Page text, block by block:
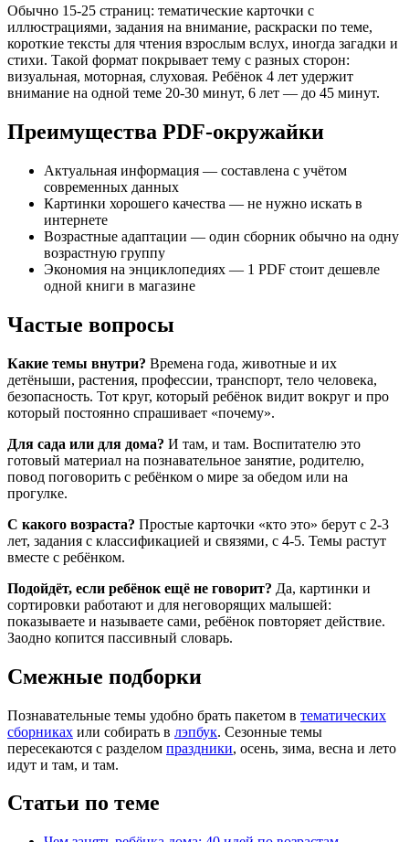
День пожилого человека
Обычно 15-25 страниц: тематические карточки с
иллюстрациями, задания на внимание, раскраски по теме,
короткие тексты для чтения взрослым вслух, иногда загадки и
стихи. Такой формат покрывает тему с разных сторон:
визуальная, моторная, слуховая. Ребёнок 4 лет удержит
внимание на одной теме 20-30 минут, 6 лет — до 45 минут.
Преимущества PDF-окружайки
Актуальная информация — составлена с учётом
современных данных
Картинки хорошего качества — не нужно искать в
интернете
Возрастные адаптации — один сборник обычно на одну
возрастную группу
Экономия на энциклопедиях — 1 PDF стоит дешевле
одной книги в магазине
Частые вопросы
Какие темы внутри? Времена года, животные и их
детёныши, растения, профессии, транспорт, тело человека,
безопасность. Тот круг, который ребёнок видит вокруг и про
который постоянно спрашивает «почему».
Для сада или для дома? И там, и там. Воспитателю это
готовый материал на познавательное занятие, родителю,
повод поговорить с ребёнком о мире за обедом или на
прогулке.
С какого возраста? Простые карточки «кто это» берут с 2-3
лет, задания с классификацией и связями, с 4-5. Темы растут
вместе с ребёнком.
Подойдёт, если ребёнок ещё не говорит? Да, картинки и
сортировки работают и для неговорящих малышей:
показываете и называете сами, ребёнок повторяет действие.
Заодно копится пассивный словарь.
Смежные подборки
Познавательные темы удобно брать пакетом в тематических
сборниках или собирать в лэпбук. Сезонные темы
пересекаются с разделом праздники, осень, зима, весна и лето
идут и там, и там.
Статьи по теме